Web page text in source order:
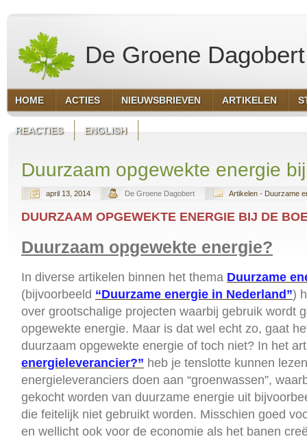
De Groene Dagobert
HOME ACTIES NIEUWSBRIEVEN ARTIKELEN
REACTIES ENGLISH
Duurzaam opgewekte energie
april 13, 2014 De Groene Dagobert Artikelen - Duurzame
DUURZAAM OPGEWEKTE ENERGIE BIJ DE
Duurzaam opgewekte energie?
In diverse artikelen binnen het thema Duurzame
(bijvoorbeeld “Duurzame energie in Nederland”)
over grootschalige projecten waarbij gebruik wordt
opgewekte energie. Maar is dat wel echt zo, gaat
duurzaam opgewekte energie of toch niet? In het
energieleverancier?” heb je tenslotte kunnen
energieleveranciers doen aan “groenwassen”,
gekocht worden van duurzame energie uit
die feitelijk niet gebruikt worden. Misschien goed
en wellicht ook voor de economie als het banen